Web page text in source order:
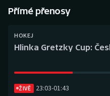
Box
Přímé přenosy
HOKEJ
Hlinka Gretzky Cup:
ŽIVĚ 23:03-01:43